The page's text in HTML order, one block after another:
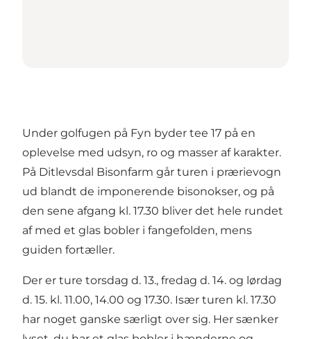
Under golfugen på Fyn byder tee 17 på en
oplevelse med udsyn, ro og masser af karakter.
På Ditlevsdal Bisonfarm går turen i prærievogn
ud blandt de imponerende bisonokser, og på
den sene afgang kl. 17.30 bliver det hele rundet
af med et glas bobler i fangefolden, mens
guiden fortæller.
Der er ture torsdag d. 13., fredag d. 14. og lørdag
d. 15. kl. 11.00, 14.00 og 17.30. Især turen kl. 17.30
har noget ganske særligt over sig. Her sænker